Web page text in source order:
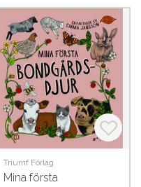
Triumf Förlag
Mina första